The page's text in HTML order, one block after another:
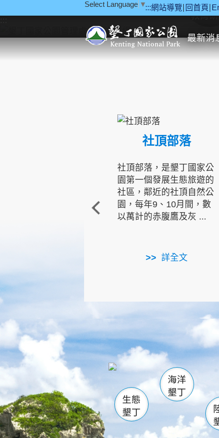
:::網站導覽 回首頁
Select Language ▼
最新消
::: 教育
社頂部落
社頂部落，是墾丁國家公
園第一個發展生態旅遊的
社區，鄰近的社頂自然公
園，每年9、10月間，數
以萬計的赤腹鷹及灰 ...
詳全文
龜山 海生館
恆春
龍鑾潭自
瓊麻館
關山
白砂
生態
墾丁
海洋
墾丁